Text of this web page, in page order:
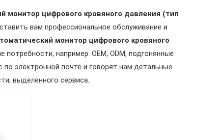
монитор цифрового кровяного давления (тип
вам профессиональное обслуживание и
монитор цифрового кровяного
например: OEM, ODM, подгонянные
электронной почте и говорят нам детальные
выделенного сервиса.